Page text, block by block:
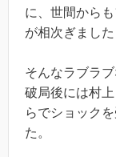
に、世間から
が相次ぎました
そんなラブラ
破局後には村
らでショック
た。